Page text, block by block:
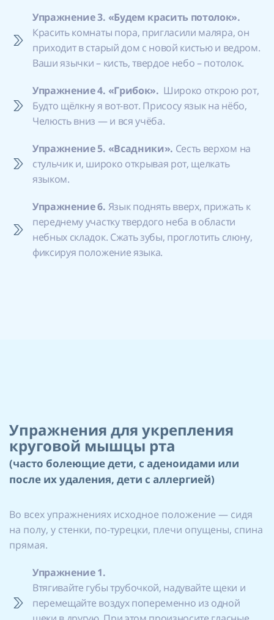
Упражнение 3. «Будем красить потолок».
Красить комнаты пора, пригласили маляра, он
приходит в старый дом с новой кистью и ведром.
Ваши язычки – кисть, твердое небо – потолок.
Упражнение 4. «Грибок». Широко открою рот,
Будто щёлкну я вот-вот. Присосу язык на нёбо,
Челюсть вниз — и вся учёба.
Упражнение 5. «Всадники». Сесть верхом на
стульчик и, широко открывая рот, щелкать
языком.
Упражнение 6. Язык поднять вверх, прижать к
переднему участку твердого неба в области
небных складок. Сжать зубы, проглотить слюну,
фиксируя положение языка.
Упражнения для укрепления
круговой мышцы рта
(часто болеющие дети, с аденоидами или
после их удаления, дети с аллергией)
Во всех упражнениях исходное положение — сидя
на полу, у стенки, по-турецки, плечи опущены, спина
прямая.
Упражнение 1.
Втягивайте губы трубочкой, надувайте щеки и
перемещайте воздух попеременно из одной